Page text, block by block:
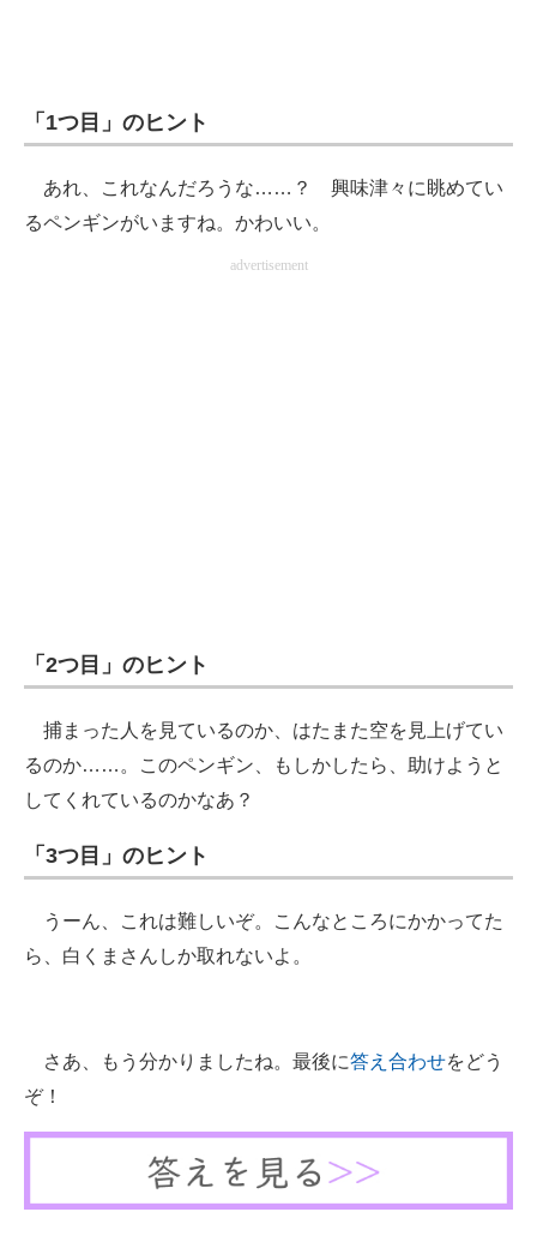
「1つ目」のヒント
あれ、これなんだろうな……？ 興味津々に眺めてい
るペンギンがいますね。かわいい。
advertisement
「2つ目」のヒント
捕まった人を見ているのか、はたまた空を見上げてい
るのか……。このペンギン、もしかしたら、助けようと
してくれているのかなあ？
「3つ目」のヒント
うーん、これは難しいぞ。こんなところにかかってた
ら、白くまさんしか取れないよ。
さあ、もう分かりましたね。最後に答え合わせをどう
ぞ！